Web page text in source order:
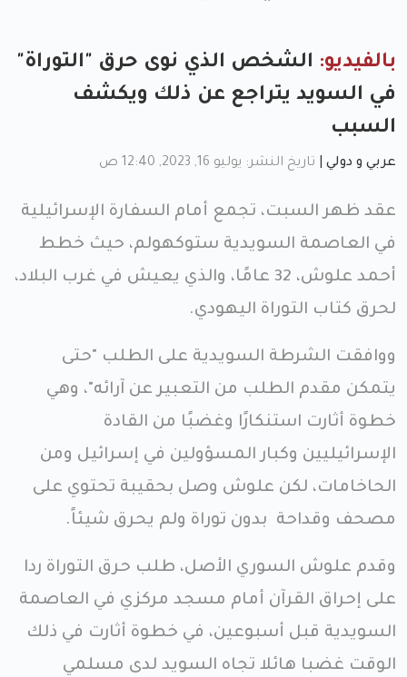
بالفيديو: الشخص الذي نوى حرق "التوراة"
في السويد يتراجع عن ذلك ويكشف
السبب
عربي و دولي تاريخ النشر: يوليو 16, 2023, 12:40 ص
عقد ظهر السبت، تجمع أمام السفارة الإسرائيلية
في العاصمة السويدية ستوكهولم، حيث خطط
أحمد علوش، 32 عامًا، والذي يعيش في غرب البلاد،
لحرق كتاب التوراة اليهودي.
ووافقت الشرطة السويدية على الطلب "حتى
يتمكن مقدم الطلب من التعبير عن آرائه"، وهي
خطوة أثارت استنكارًا وغضبًا من القادة
الإسرائيليين وكبار المسؤولين في إسرائيل ومن
الحاخامات، لكن علوش وصل بحقيبة تحتوي على
مصحف وقداحة بدون توراة ولم يحرق شيئاً.
وقدم علوش السوري الأصل، طلب حرق التوراة ردا
على إحراق القرآن أمام مسجد مركزي في العاصمة
السويدية قبل أسبوعين، في خطوة أثارت في ذلك
الوقت غضبا هائلا تجاه السويد لدى مسلمي